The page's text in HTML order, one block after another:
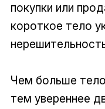
покупки или
короткое тело
Чем больше
тем увереннее